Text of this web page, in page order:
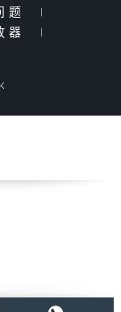
题
|
器
|